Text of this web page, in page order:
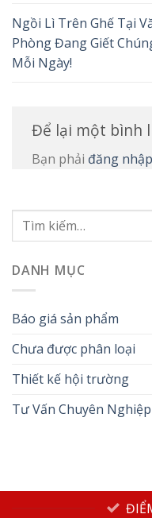
Ngồi Lì Trên Ghế Tại
Phòng Đang Giết
Mỗi Ngày!
Để lại một bình
Bạn phải đăng nhập
DANH MỤC
Báo giá sản phẩm
Chưa được phân loại
Thiết kế hội trường
Tư Vấn Chuyên Nghiệp